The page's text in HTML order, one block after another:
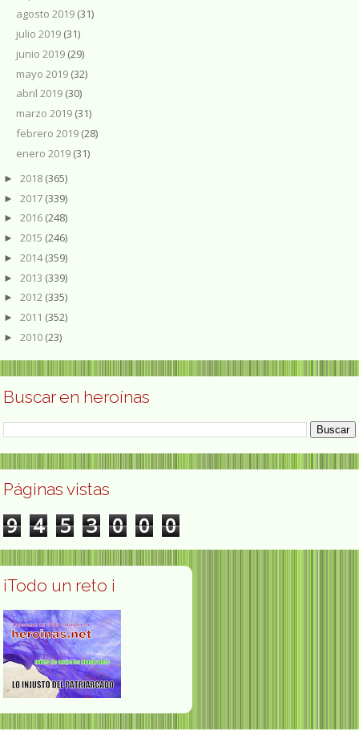
agosto 2019 (31)
julio 2019 (31)
junio 2019 (29)
mayo 2019 (32)
abril 2019 (30)
marzo 2019 (31)
febrero 2019 (28)
enero 2019 (31)
► 2018 (365)
► 2017 (339)
► 2016 (248)
► 2015 (246)
► 2014(359)
► 2013 (339)
► 2012 (335)
► 2011 (352)
► 2010 (23)
Buscar en heroínas
Páginas vistas
9 4 5 3 0 0 0
¡Todo un reto ¡